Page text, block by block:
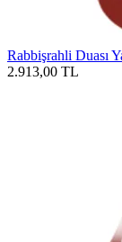
Rabbişrahli Duası
2.913,00 TL